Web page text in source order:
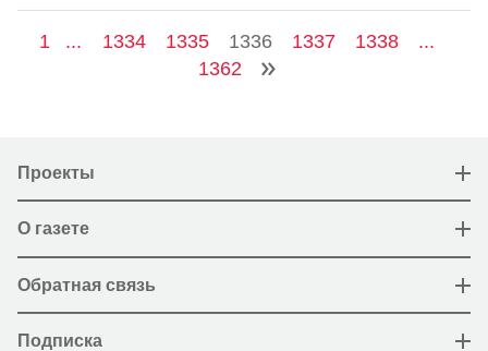
1 ... 1334 1335 1336 1337 1338
...
1362
Проекты
О газете
Обратная связь
Подписка